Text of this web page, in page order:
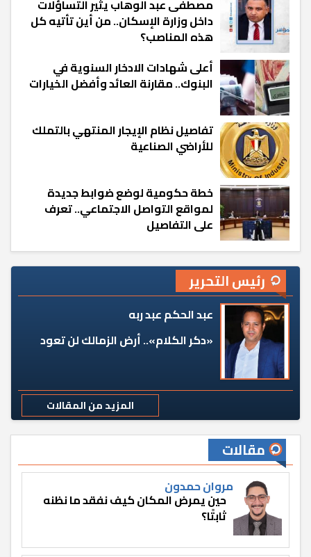
مصطفى عبد الوهاب يثير التساؤلات
داخل وزارة الإسكان.. من أين تأتيه كل
هذه المناصب؟
أعلى شهادات الادخار السنوية في
البنوك.. مقارنة العائد وأفضل الخيارات
تفاصيل نظام الإيجار المنتهي بالتملك
للأراضي الصناعية
خطة حكومية لوضع ضوابط جديدة
لمواقع التواصل الاجتماعي.. تعرف
على التفاصيل
رئيس التحرير
عبد الحكم عبد ربه
«دكر الكلام».. أرض الزمالك لن تعود
المزيد من المقالات
مقالات
مروان حمدون
حين يمرض المكان كيف نفقد ما نظنه
ثابتًا؟